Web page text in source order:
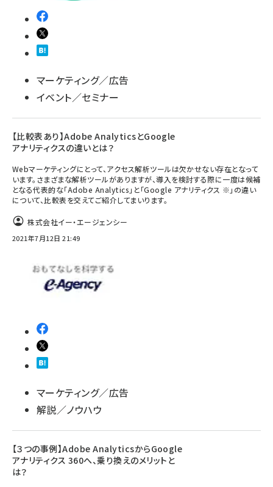
マーケティング／広告
イベント／セミナー
【比較表あり】Adobe AnalyticsとGoogle
アナリティクスの違いとは？
Webマーケティングにとって、アクセス解析ツールは欠かせない存在となって
います。さまざまな解析ツールがありますが、導入を検討する際に一度は候補
となる代表的な「Adobe Analytics」と「Google アナリティクス ※」の違い
について、比較表を交えてご紹介してまいります。
株式会社イー・エージェンシー
2021年7月12日 21:49
マーケティング／広告
解説／ノウハウ
【３つの事例】Adobe AnalyticsからGoogle
アナリティクス 360へ、乗り換えのメリットと
は？